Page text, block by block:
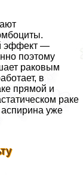
эффект —
поэтому
paковым
в
прямой и
paке
уже